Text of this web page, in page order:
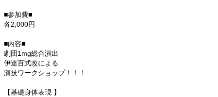
■参加費■
各2,000円
■内容■
劇団1mg総合演出
伊達百式改による
演技ワークショップ！！！
【基礎身体表現 】